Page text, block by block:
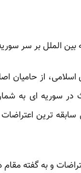
بین الملل بر سر
از حامیان
سوریه ای به
ترین اعتراضات
و به گفته